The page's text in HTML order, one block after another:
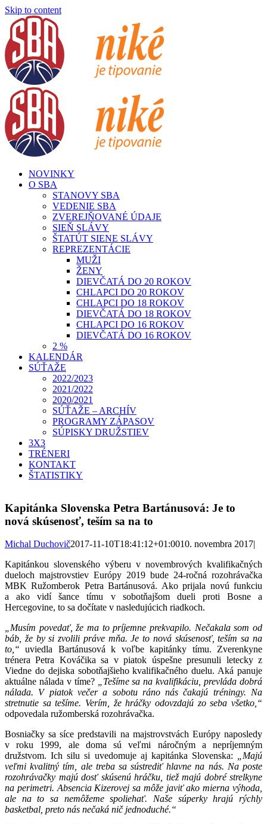
Skip to content
NOVINKY
O SBA
STANOVY SBA
VEDENIE SBA
ZVEREJŇOVANÉ ÚDAJE
SIEŇ SLÁVY
ŠTATÚT SIENE SLÁVY
REPREZENTÁCIE
MUŽI
ŽENY
DIEVČATÁ DO 20 ROKOV
CHLAPCI DO 20 ROKOV
CHLAPCI DO 18 ROKOV
DIEVČATÁ DO 18 ROKOV
CHLAPCI DO 16 ROKOV
DIEVČATÁ DO 16 ROKOV
2 %
KALENDÁR
SÚŤAŽE
2022/2023
2021/2022
2020/2021
SÚŤAŽE – ARCHÍV
PROGRAMY ZÁPASOV
SÚPISKY DRUŽSTIEV
3X3
TRÉNERI
KONTAKT
ŠTATISTIKY
Kapitánka Slovenska Petra Bartánusová: Je to
nová skúsenosť, teším sa na to
Michal Duchovič2017-11-10T18:41:12+01:0010. novembra 2017|
Kapitánkou slovenského výberu v novembrových kvalifikačných
dueloch majstrovstiev Európy 2019 bude 24-ročná rozohrávačka
MBK Ružomberok Petra Bartánusová. Ako prijala novú funkciu
a ako vidí šance tímu v sobotňajšom dueli proti Bosne a
Hercegovine, to sa dočítate v nasledujúcich riadkoch.
„Musím povedať, že ma to príjemne prekvapilo. Nečakala som od
báb, že by si zvolili práve mňa. Je to nová skúsenosť, teším sa na
to,“ uviedla Bartánusová k voľbe kapitánky tímu. Zverenkyne
trénera Petra Kováčika sa v piatok úspešne presunuli letecky z
Viedne do dejiska sobotňajšieho kvalifikačného duelu. Aká panuje
aktuálne nálada v tíme? „Tešíme sa na kvalifikáciu, prevláda dobrá
nálada. V piatok večer a sobotu ráno nás čakajú tréningy. Na
stretnutie sa tešíme. Verím, že hráčky odovzdajú zo seba všetko,“
odpovedala ružomberská rozohrávačka.
Bosniačky sa síce predstavili na majstrovstvách Európy naposledy
v roku 1999, ale doma sú veľmi náročným a nepríjemným
družstvom. Ich silu si uvedomuje aj kapitánka Slovenska: „Majú
veľmi kvalitný tím, ale treba sa sústrediť hlavne na nás. Na poste
rozohrávačky majú dosť skúsenú hráčku, tiež majú dobré strelkyne
na perimetri. Absencia Kizerovej sa môže javiť ako mierna výhoda,
ale na to sa nemôžeme spoliehať. Naše súperky hrajú rýchly
basketbal, preto nás nečaká nič jednoduché.“